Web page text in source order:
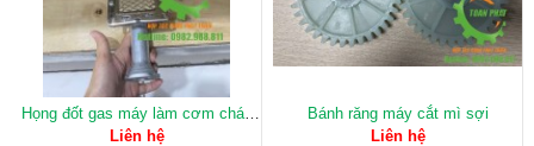
Họng đốt gas máy làm cơm cháy
kẹp
Liên hệ
Bánh răng máy cắt mì sợi
Liên hệ